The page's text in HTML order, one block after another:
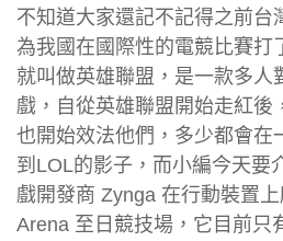
不知道大家還記不記得之前台
為我國在國際性的電競比賽打
就叫做英雄聯盟，是一款多人
戲，自從英雄聯盟開始走紅後
也開始效法他們，多少都會在
到LOL的影子，而小編今天要
戲開發商 Zynga 在行動裝置
Arena 至日競技場，它目前只